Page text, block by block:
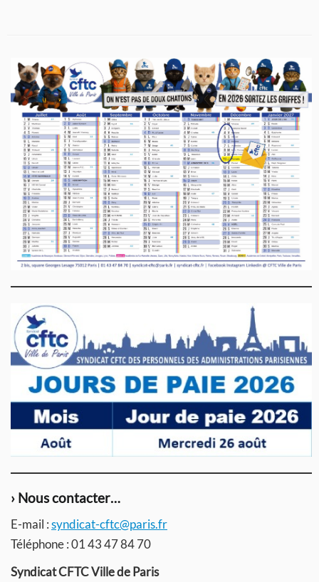
› Nous contacter…
E-mail :syndicat-cftc@paris.fr
Téléphone : 01 43 47 84 70
Syndicat CFTC Ville de Paris